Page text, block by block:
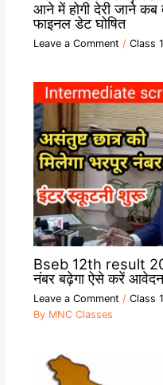
आने में होगी देरी जाने
फाइनल डेट घोषित
Leave a Comment / Class
Bseb 12th result
नंबर बढ़ेगा ऐसे करें आवेदन
Leave a Comment / Class
By MNC Classes